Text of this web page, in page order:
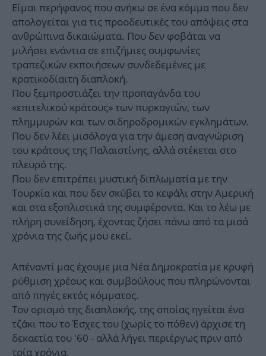
Είμαι περήφανος που ανήκω σε ένα κόμμα που δεν
απολογείται για τις προοδευτικές του απόψεις στα
ανθρώπινα δικαιώματα. Που δεν φοβάται να
μιλήσει ενάντια σε επιζήμιες συμφωνίες
τραπεζικών εκποιήσεων συνδεδεμένες με
κρατικοδίαιτη διαπλοκή.
Που ξεμπροστιάζει την προπαγάνδα του
«επιτελικού κράτους» των πυρκαγιών, των
πλημμυρών και των σιδηροδρομικών εγκλημάτων.
Που δεν λέει μισόλογα για την άμεση αναγνώριση
του κράτους της Παλαιστίνης, αλλά στέκεται στο
πλευρό της.
Που δεν επιτρέπει μυστική διπλωματία με την
Τουρκία και που δεν σκύβει το κεφάλι στην Αμερική
και στα εξοπλιστικά της συμφέροντα. Και το λέω με
πλήρη συνείδηση, έχοντας ζήσει πάνω από τα μισά
χρόνια της ζωής μου εκεί.
Απέναντί μας έχουμε μια Νέα Δημοκρατία με κρυφή
ρύθμιση χρέους και συμβούλους που πληρώνονται
από πηγές εκτός κόμματος.
Τον ορισμό της διαπλοκής, της οποίας ηγείται ένα
τζάκι που το Έσχες του (χωρίς το πόθεν) άρχισε τη
δεκαετία του '60 - αλλά λήγει περιέργως πριν από
τρία χρόνια.